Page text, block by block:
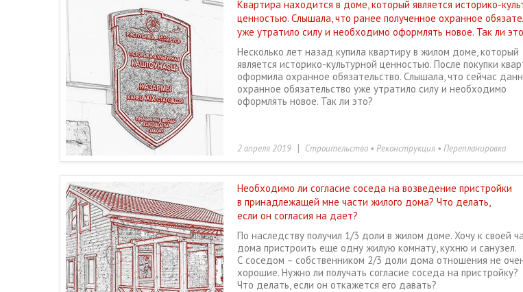
Квартира находится в доме, который является историко-
ценностью. Слышала, что ранее полученное охранное
уже утратило силу и необходимо оформлять новое. Так ли
Несколько лет назад купила квартиру в жилом доме, который
является историко-культурной ценностью. После покупки
оформила охранное обязательство. Слышала, что сейчас
охранное обязательство уже утратило силу и необходимо
оформлять новое. Так ли это?
2 апреля 2019 | Строительство • Реконструкция • Перепланировка
Необходимо ли согласие соседа на возведение пристройки
в принадлежащей мне части жилого дома? Что делать,
если он согласия на дает?
По наследству получил 1/3 доли в жилом доме. Хочу к своей
дома пристроить еще одну жилую комнату, кухню и санузел.
С соседом – собственником 2/3 доли дома отношения не
хорошие. Нужно ли получать согласие соседа на пристройку?
Что делать, если он откажется его давать?